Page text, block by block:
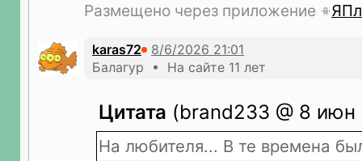
Размещено через приложение
karas72
Балагур • На сайте 11 лет
Цитата (brand233 @ 8
На любителя... В те времена